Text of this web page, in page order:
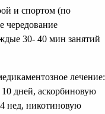
и спортом (по
чередование
30- 40 мин занятий
лечение:
10 дней, аскорбиновую
нед, никотиновую